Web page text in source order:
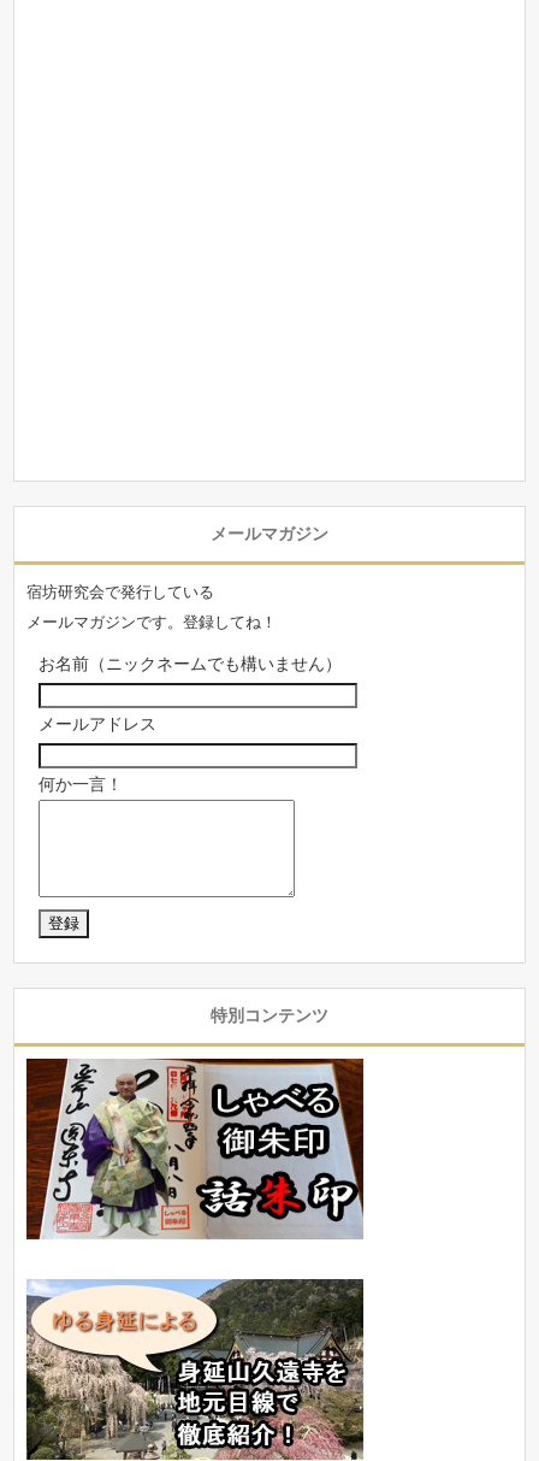
メールマガジン
宿坊研究会で発行している
メールマガジンです。登録してね！
お名前（ニックネームでも構いません）
メールアドレス
何か一言！
特別コンテンツ